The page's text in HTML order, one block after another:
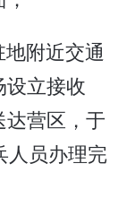
地附近交通
立接收
营区，于
人员办理完